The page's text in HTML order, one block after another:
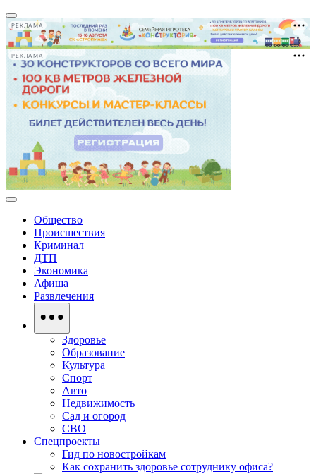
РЕКЛАМА
РЕКЛАМА
Общество
Происшествия
Криминал
ДТП
Экономика
Афиша
Развлечения
Здоровье
Образование
Культура
Спорт
Авто
Недвижимость
Сад и огород
СВО
Спецпроекты
Гид по новостройкам
Как сохранить здоровье сотруднику офиса?